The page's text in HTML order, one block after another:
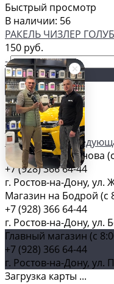
Быстрый просмотр
В наличии: 56
РАКЕЛЬ ЧИЗЛЕР
150 руб.
-
+ В корзину
Добавлено
Показать еще
Страницы:
12345...10
Предыдущая
Магазин на Жданова
+7 (928) 366 64-44
г. Ростов-на-Дону, ул.
Магазин на Бодрой (c
+7 (928) 366 64-44
г. Ростов-на-Дону, ул.
Главный магазин (c
+7 (928) 366 64-44
г. Ростов-на-Дону, ул.
Загрузка карты ...